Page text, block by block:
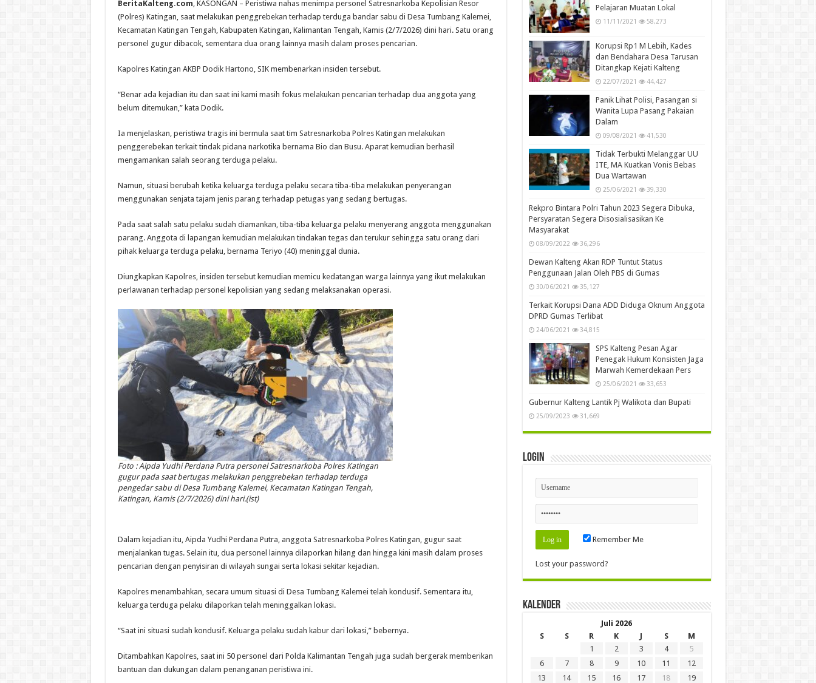
BeritaKalteng.com , KASONGAN – Peristiwa nahas menimpa personel Satresnarkoba Kepolisian Resor
(Polres) Katingan, saat melakukan penggrebekan terhadap terduga bandar sabu di Desa Tumbang Kalemei,
Kecamatan Katingan Tengah, Kabupaten Katingan, Kalimantan Tengah, Kamis (2/7/2026) dini hari. Satu orang
personel gugur dibacok, sementara dua orang lainnya masih dalam proses pencarian.
Kapolres Katingan AKBP Dodik Hartono, SIK membenarkan insiden tersebut.
“Benar ada kejadian itu dan saat ini kami masih fokus melakukan pencarian terhadap dua anggota yang
belum ditemukan,” kata Dodik.
Ia menjelaskan, peristiwa tragis ini bermula saat tim Satresnarkoba Polres Katingan melakukan
penggerebekan terkait tindak pidana narkotika bernama Bio dan Busu. Aparat kemudian berhasil
mengamankan salah seorang terduga pelaku.
Namun, situasi berubah ketika keluarga terduga pelaku secara tiba-tiba melakukan penyerangan
menggunakan senjata tajam jenis parang terhadap petugas yang sedang bertugas.
Pada saat salah satu pelaku sudah diamankan, tiba-tiba keluarga pelaku menyerang anggota menggunakan
parang. Anggota di lapangan kemudian melakukan tindakan tegas dan terukur sehingga satu orang dari
pihak keluarga terduga pelaku, bernama Teriyo (40) meninggal dunia.
Diungkapkan Kapolres, insiden tersebut kemudian memicu kedatangan warga lainnya yang ikut melakukan
perlawanan terhadap personel kepolisian yang sedang melaksanakan operasi.
Foto : Aipda Yudhi Perdana Putra personel Satresnarkoba Polres Katingan
gugur pada saat bertugas melakukan penggrebekan terhadap terduga
pengedar sabu di Desa Tumbang Kalemei, Kecamatan Katingan Tengah,
Katingan, Kamis (2/7/2026) dini hari.(ist)
Dalam kejadian itu, Aipda Yudhi Perdana Putra, anggota Satresnarkoba Polres Katingan, gugur saat
menjalankan tugas. Selain itu, dua personel lainnya dilaporkan hilang dan hingga kini masih dalam proses
pencarian dengan penyisiran di wilayah sungai serta lokasi sekitar kejadian.
Kapolres menambahkan, secara umum situasi di Desa Tumbang Kalemei telah kondusif. Sementara itu,
keluarga terduga pelaku dilaporkan telah meninggalkan lokasi.
“Saat ini situasi sudah kondusif. Keluarga pelaku sudah kabur dari lokasi,” bebernya.
Ditambahkan Kapolres, saat ini 50 personel dari Polda Kalimantan Tengah juga sudah bergerak memberikan
bantuan dan dukungan dalam penanganan peristiwa ini.
Pelajaran Muatan Lokal
11/11/2021 58,273
Korupsi Rp1 M Lebih, Kades
dan Bendahara Desa Tarusan
Ditangkap Kejati Kalteng
22/07/2021 44,427
Panik Lihat Polisi, Pasangan si
Wanita Lupa Pasang Pakaian
Dalam
09/08/2021 41,530
Tidak Terbukti Melanggar UU
ITE, MA Kuatkan Vonis Bebas
Dua Wartawan
25/06/2021 39,330
Rekpro Bintara Polri Tahun 2023 Segera Dibuka,
Persyaratan Segera Disosialisasikan Ke
Masyarakat
08/09/2022 36,296
Dewan Kalteng Akan RDP Tuntut Status
Penggunaan Jalan Oleh PBS di Gumas
30/06/2021 35,127
Terkait Korupsi Dana ADD Diduga Oknum Anggota
DPRD Gumas Terlibat
24/06/2021 34,815
SPS Kalteng Pesan Agar
Penegak Hukum Konsisten Jaga
Marwah Kemerdekaan Pers
25/06/2021 33,653
Gubernur Kalteng Lantik Pj Walikota dan Bupati
25/09/2023 31,669
Login
Remember Me
Lost your password?
Kalender
Juli 2026
S
S R K J S
M
1
2 3 4
5
6
7 8 9 10 11
12
13
14 15 16 17 18
19